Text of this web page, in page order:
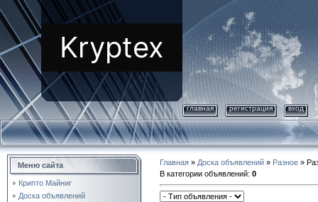
Kryptex
главная регистрация вход
Меню сайта
Крипто Майниг
Доска объявлений
Главная » Доска объявлений » Разное »
В категории объявлений: 0